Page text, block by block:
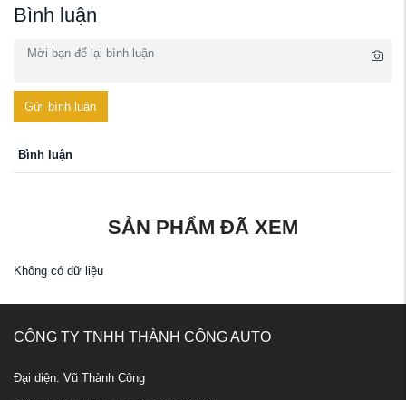
Bình luận
Gửi bình luận
Bình luận
SẢN PHẨM ĐÃ XEM
Không có dữ liệu
CÔNG TY TNHH THÀNH CÔNG AUTO
Đại diện: Vũ Thành Công